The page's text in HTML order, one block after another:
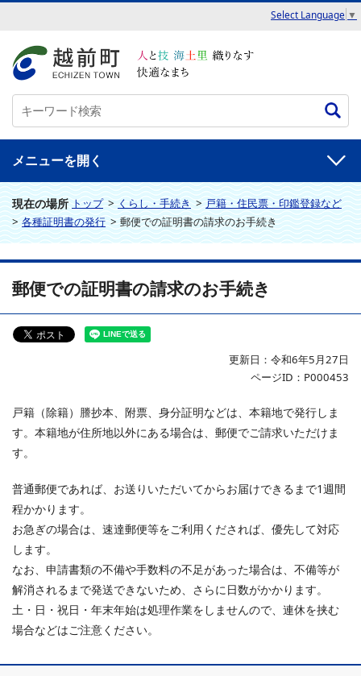
Select Language ▼
メニュー
現在の場所 トップ>くらし・手続き>戸籍・住民票・印鑑登録など
>各種証明書の発行>郵便での証明書の請求のお手続き
郵便での証明書の請求のお手続き
更新日：令和6年5月27日
ページID：P000453
戸籍（除籍）謄抄本、附票、身分証明などは、本籍地で発行しま
す。本籍地が住所地以外にある場合は、郵便でご請求いただけま
す。
普通郵便であれば、お送りいただいてからお届けできるまで1週間
程かかります。
お急ぎの場合は、速達郵便等をご利用くだされば、優先して対応
します。
なお、申請書類の不備や手数料の不足があった場合は、不備等が
解消されるまで発送できないため、さらに日数がかかります。
土・日・祝日・年末年始は処理作業をしませんので、連休を挟む
場合などはご注意ください。